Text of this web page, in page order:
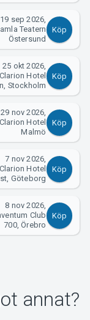
19 sep 2026,
Teatern
Östersund
Köp
25 okt 2026,
Clarion Hotel
Stockholm
Köp
29 nov 2026,
Clarion Hotel
Malmö
Köp
7 nov 2026,
Clarion Hotel
Göteborg
Köp
8 nov 2026,
Club
700, Örebro
Köp
annat?